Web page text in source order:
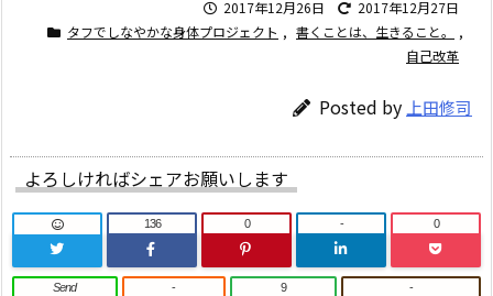
2017年12月26日
2017年12月27日
タフでしなやかな身体プロジェクト , 書くことは、生きること。
,
自己改革
Posted by上田修司
よろしければシェアお願いします
136 0 - 0
Send - 9 -